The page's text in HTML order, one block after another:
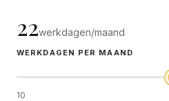
22werkdagen/maand
WERKDAGEN PER MAAND
10